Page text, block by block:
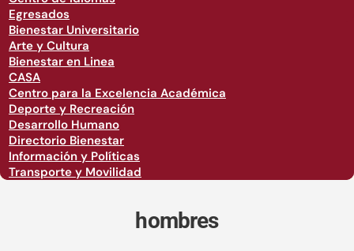
Egresados
Bienestar Universitario
Arte y Cultura
Bienestar en Linea
CASA
Centro para la Excelencia Académica
Deporte y Recreación
Desarrollo Humano
Directorio Bienestar
Información y Políticas
Transporte y Movilidad
hombres